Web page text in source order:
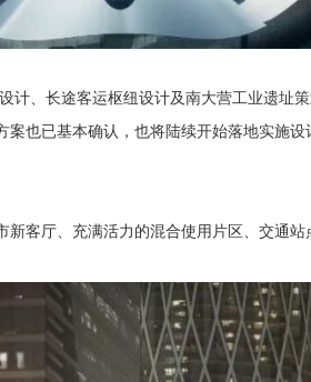
计、长途客运枢纽设计及南大营工业遗址
也已基本确认，也将陆续开始落地实施设
客厅、充满活力的混合使用片区、交通